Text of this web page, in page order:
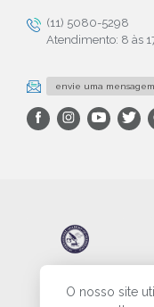
O nosso site
(11) 5080-5298
Atendimento: 8 às
envie uma mensagem